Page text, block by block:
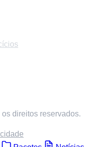
direitos reservados.